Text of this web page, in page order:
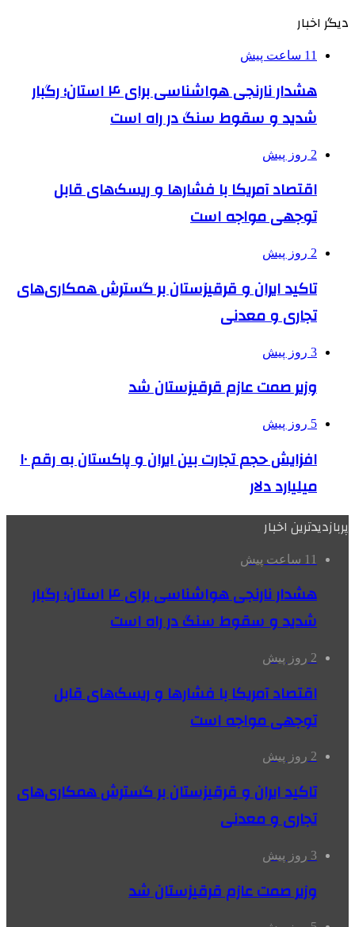
دیگر اخبار
11 ساعت پیش
هشدار نارنجی هواشناسی برای ۴ استان؛ رگبار
شدید و سقوط سنگ در راه است
2 روز پیش
اقتصاد آمریکا با فشارها و ریسک‌های قابل
توجهی مواجه است
2 روز پیش
تاکید ایران و قرقیزستان بر گسترش همکاری‌های
تجاری و معدنی
3 روز پیش
وزیر صمت عازم قرقیزستان شد
5 روز پیش
افزایش حجم تجارت بین ایران و پاکستان به رقم ۱۰
میلیارد دلار
پربازدیدترین اخبار
11 ساعت پیش
هشدار نارنجی هواشناسی برای ۴ استان؛ رگبار
شدید و سقوط سنگ در راه است
2 روز پیش
اقتصاد آمریکا با فشارها و ریسک‌های قابل
توجهی مواجه است
2 روز پیش
تاکید ایران و قرقیزستان بر گسترش همکاری‌های
تجاری و معدنی
3 روز پیش
وزیر صمت عازم قرقیزستان شد